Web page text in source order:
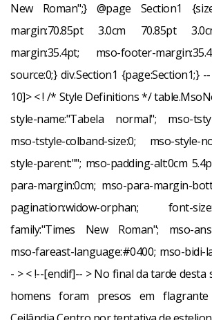
New Roman";} @page Section1
margin:70.85pt 3.0cm 70.85pt
margin:35.4pt; mso-footer-
source:0;} div.Section1 {page:Section1;}
10]>< ! /* Style Definitions */
style-name:"Tabela normal"; mso-
mso-tstyle-colband-size:0; mso-style-
style-parent:""; mso-padding-alt:0cm
para-margin:0cm; mso-para-margin-
pagination:widow-orphan; font-
family:"Times New Roman"; mso-
mso-fareast-language:#0400; mso-bidi-
- > < !--[endif]-- > No final da tarde desta
homens foram presos em